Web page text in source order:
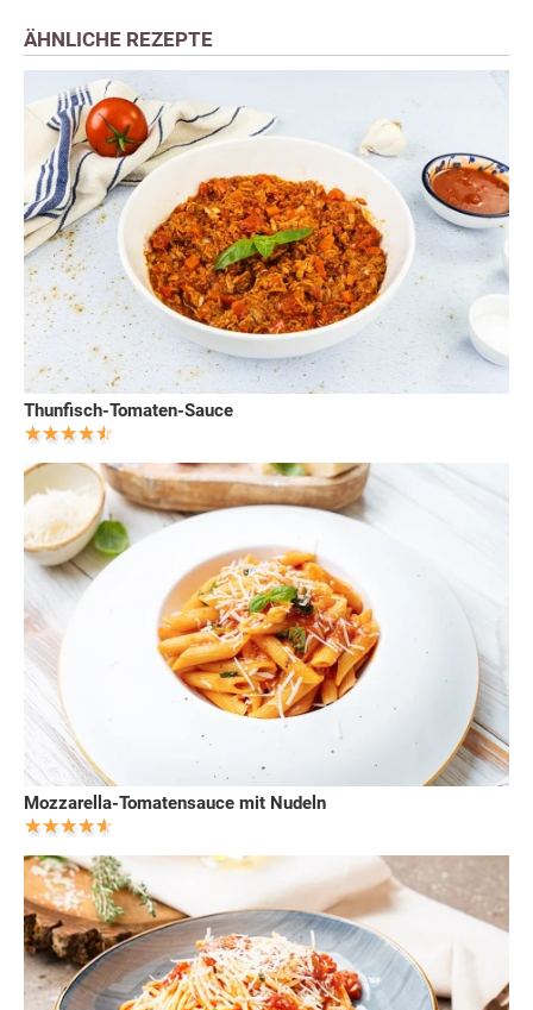
ÄHNLICHE REZEPTE
Thunfisch-Tomaten-Sauce
Mozzarella-Tomatensauce mit Nudeln